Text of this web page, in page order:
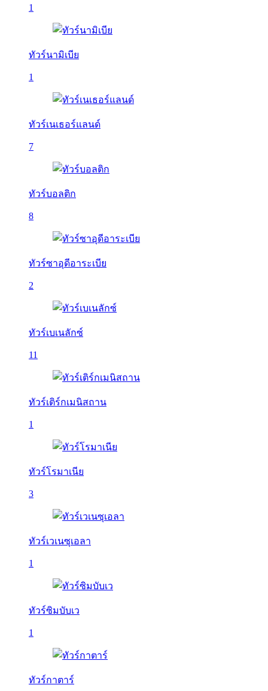
1
ทัวร์นามิเบีย
1
ทัวร์เนเธอร์แลนด์
7
ทัวร์บอลติก
8
ทัวร์ซาอุดีอาระเบีย
2
ทัวร์เบเนลักซ์
11
ทัวร์เติร์กเมนิสถาน
1
ทัวร์โรมาเนีย
3
ทัวร์เวเนซุเอลา
1
ทัวร์ซิมบับเว
1
ทัวร์กาตาร์